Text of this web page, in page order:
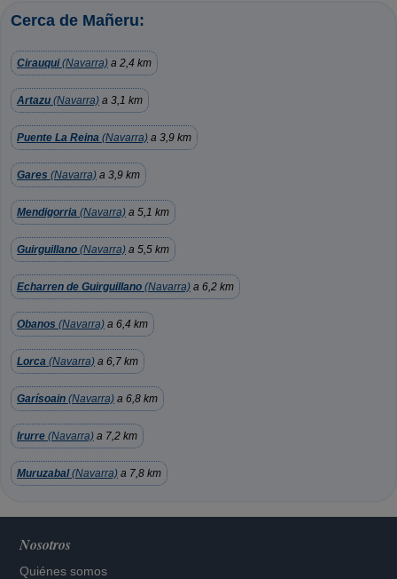
Cerca de Mañeru:
Cirauqui(Navarra) a 2,4 km
Artazu (Navarra) a 3,1 km
Puente La Reina (Navarra) a 3,9 km
Gares (Navarra) a 3,9 km
Mendigorria (Navarra) a 5,1 km
Guirguillano (Navarra) a 5,5 km
Echarren de Guirguillano (Navarra) a 6,2 km
Obanos (Navarra) a 6,4 km
Lorca (Navarra) a 6,7 km
Garísoain (Navarra) a 6,8 km
Irurre (Navarra) a 7,2 km
Muruzabal(Navarra) a 7,8 km
Nosotros
Quiénes somos